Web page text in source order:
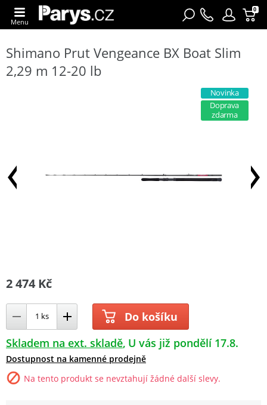
0
Menu
Shimano Prut Vengeance BX Boat Slim
2,29 m 12-20 lb
Novinka
Doprava
zdarma
2 474 Kč
Do košíku
Skladem na ext. skladě U vás již pondělí 17.8.
Dostupnost na kamenné prodejně
Na tento produkt se nevztahují žádné další slevy.